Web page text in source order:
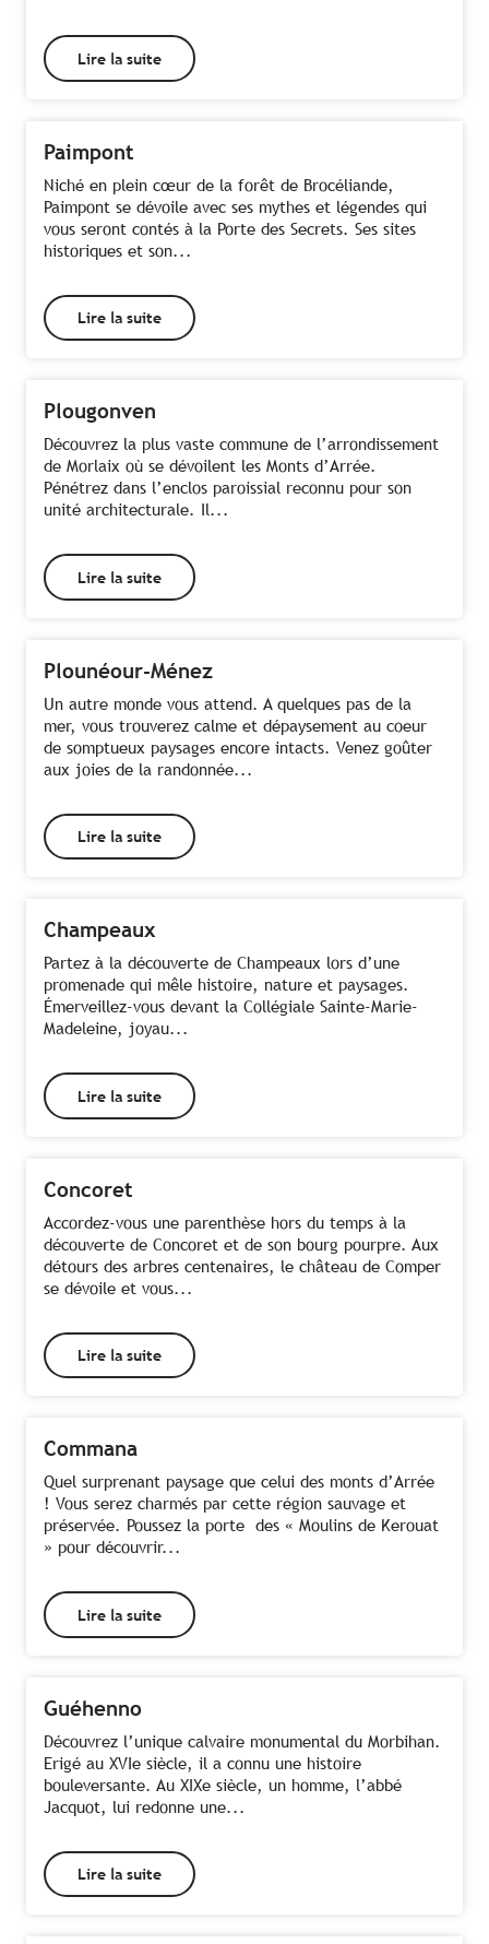
Lire la suite
Paimpont
Niché en plein cœur de la forêt de Brocéliande,
Paimpont se dévoile avec ses mythes et légendes qui
vous seront contés à la Porte des Secrets. Ses sites
historiques et son...
Lire la suite
Plougonven
Découvrez la plus vaste commune de l’arrondissement
de Morlaix où se dévoilent les Monts d’Arrée.
Pénétrez dans l’enclos paroissial reconnu pour son
unité architecturale. Il...
Lire la suite
Plounéour-Ménez
Un autre monde vous attend. A quelques pas de la
mer, vous trouverez calme et dépaysement au coeur
de somptueux paysages encore intacts. Venez goûter
aux joies de la randonnée...
Lire la suite
Champeaux
Partez à la découverte de Champeaux lors d’une
promenade qui mêle histoire, nature et paysages.
Émerveillez-vous devant la Collégiale Sainte-Marie-
Madeleine, joyau...
Lire la suite
Concoret
Accordez-vous une parenthèse hors du temps à la
découverte de Concoret et de son bourg pourpre. Aux
détours des arbres centenaires, le château de Comper
se dévoile et vous...
Lire la suite
Commana
Quel surprenant paysage que celui des monts d’Arrée
! Vous serez charmés par cette région sauvage et
préservée. Poussez la porte des « Moulins de Kerouat
» pour découvrir...
Lire la suite
Guéhenno
Découvrez l’unique calvaire monumental du Morbihan.
Erigé au XVIe siècle, il a connu une histoire
bouleversante. Au XIXe siècle, un homme, l’abbé
Jacquot, lui redonne une...
Lire la suite